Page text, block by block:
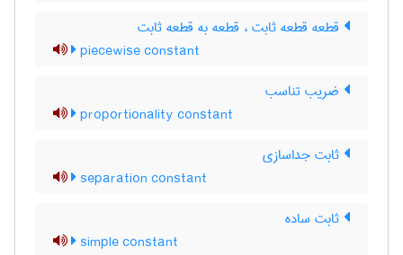
قطعه قطعه ثابت ، قطعه به قطعه ثابت
piecewise constant
ضریب تناسب
proportionality constant
ثابت جداسازی
separation constant
ثابت ساده
simple constant